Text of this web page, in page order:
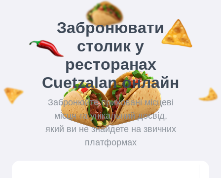
Забронювати
столик у
ресторанах
Cuetzalan онлайн
Забронюйте приховані місцеві
місця та унікальний досвід,
який ви не знайдете на звичних
платформах